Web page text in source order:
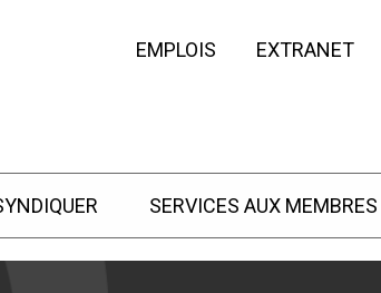
EMPLOIS EXTRANET
SERVICES AUX MEMBRES